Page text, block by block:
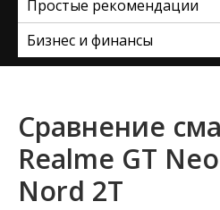
Простые рекомендации
Бизнес и финансы
Сравнение
Realme GT
Nord 2T